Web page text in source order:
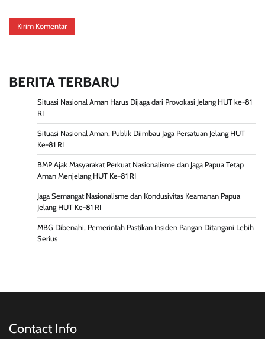
BERITA TERBARU
Situasi Nasional Aman Harus Dijaga dari Provokasi Jelang HUT ke-81
RI
Situasi Nasional Aman, Publik Diimbau Jaga Persatuan Jelang HUT
Ke-81 RI
BMP Ajak Masyarakat Perkuat Nasionalisme dan Jaga Papua Tetap
Aman Menjelang HUT Ke-81 RI
Jaga Semangat Nasionalisme dan Kondusivitas Keamanan Papua
Jelang HUT Ke-81 RI
MBG Dibenahi, Pemerintah Pastikan Insiden Pangan Ditangani Lebih
Serius
Contact Info